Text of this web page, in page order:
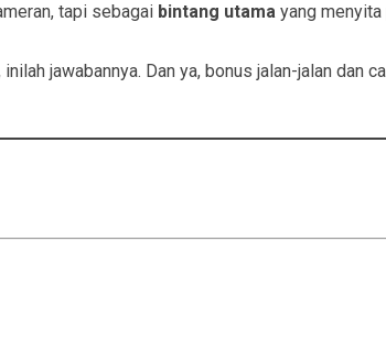
tapi sebagai bintang utama yang
jawabannya. Dan ya, bonus jalan-jalan